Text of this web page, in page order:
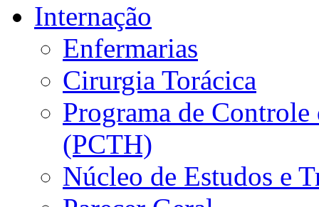
Internação
Enfermarias
Cirurgia Torácica
Programa de
(PCTH)
Núcleo de Estudos e